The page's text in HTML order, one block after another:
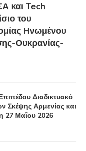
και Tech
του
Ηνωμένου
Ουκρανίας-
Διαδικτυακό
Σκέψης Αρμενίας και
27 Μαΐου 2026